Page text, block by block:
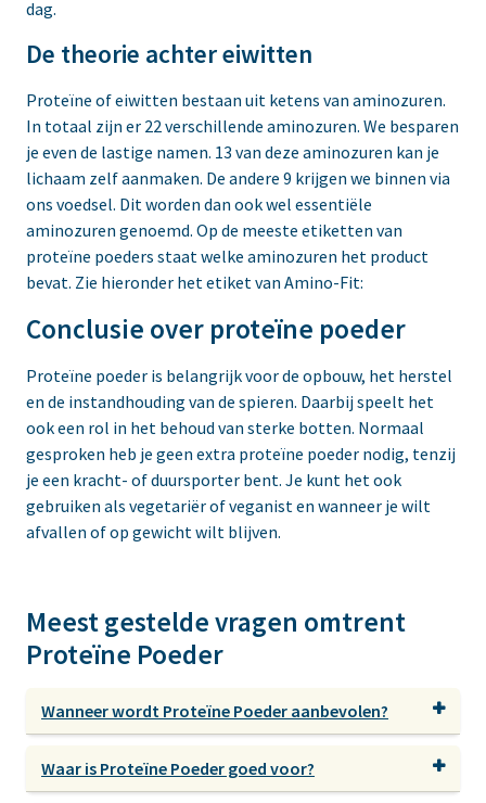
dag.
De theorie achter eiwitten
Proteïne of eiwitten bestaan uit ketens van aminozuren.
In totaal zijn er 22 verschillende aminozuren. We besparen
je even de lastige namen. 13 van deze aminozuren kan je
lichaam zelf aanmaken. De andere 9 krijgen we binnen via
ons voedsel. Dit worden dan ook wel essentiële
aminozuren genoemd. Op de meeste etiketten van
proteïne poeders staat welke aminozuren het product
bevat. Zie hieronder het etiket van Amino-Fit:
Conclusie over proteïne poeder
Proteïne poeder is belangrijk voor de opbouw, het herstel
en de instandhouding van de spieren. Daarbij speelt het
ook een rol in het behoud van sterke botten. Normaal
gesproken heb je geen extra proteïne poeder nodig, tenzij
je een kracht- of duursporter bent. Je kunt het ook
gebruiken als vegetariër of veganist en wanneer je wilt
afvallen of op gewicht wilt blijven.
Meest gestelde vragen omtrent
Proteïne Poeder
Wanneer wordt Proteïne Poeder aanbevolen?
Waar is Proteïne Poeder goed voor?